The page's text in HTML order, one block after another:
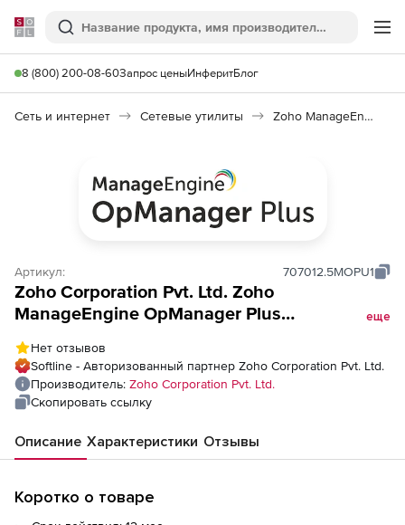
Softline
Поиск
8 (800) 200-08-60Запрос ценыИнферитБлог
Сеть и интернет Сетевые утилиты Zoho ManageEngine OpManager Plus
Артикул: 707012.5MOPU1
Zoho Corporation Pvt. Ltd. Zoho
ManageEngine OpManager Plus
год), fee for Every additional 250 ports in
Switch Port Mapper (SPM)
еще
Нет отзывов
Softline - Авторизованный партнер Zoho Corporation Pvt. Ltd.
Производитель: Zoho Corporation Pvt. Ltd.
Скопировать ссылку
Описание Характеристики Отзывы
Коротко о товаре